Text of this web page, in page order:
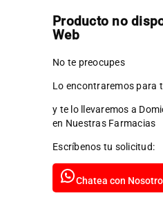
Producto no
Web
No te preocupes
Lo encontraremos para
y te lo llevaremos a
en Nuestras Farmacias
Escríbenos tu solicitud:
Chatea con